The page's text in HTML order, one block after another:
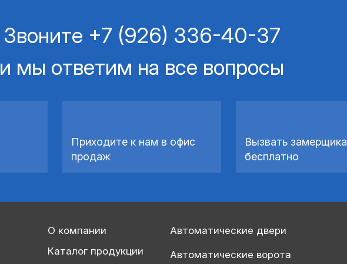
Звоните +7 (926) 336-40-37
и мы ответим на все вопросы
Приходите к нам в офис
продаж
Вызвать замерщика
бесплатно
О компании
Каталог продукции
Автоматические двери
Автоматические ворота